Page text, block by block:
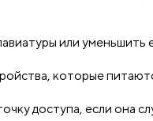
или уменьшить
которые
доступа, если она